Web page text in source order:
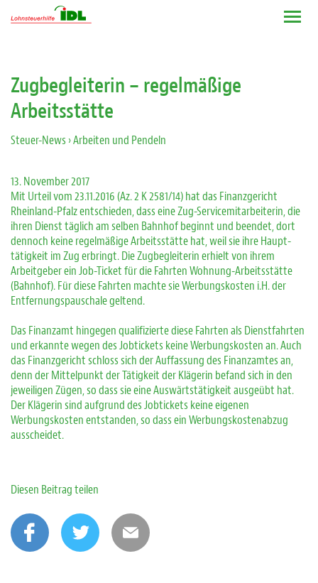
Zugbegleiterin – regelmäßige
Arbeitsstätte
Steuer-News › Arbeiten und Pendeln
13. November 2017
Mit Urteil vom 23.11.2016 (Az. 2 K 2581/14) hat das Finanzgericht
Rheinland-Pfalz entschieden, dass eine Zug-Servicemitarbeiterin, die
ihren Dienst täglich am selben Bahnhof beginnt und beendet, dort
dennoch keine regelmäßige Arbeitsstätte hat, weil sie ihre Haupt-
tätigkeit im Zug erbringt. Die Zugbegleiterin erhielt von ihrem
Arbeitgeber ein Job-Ticket für die Fahrten Wohnung-Arbeitsstätte
(Bahnhof). Für diese Fahrten machte sie Werbungskosten i.H. der
Entfernungspauschale geltend.
Das Finanzamt hingegen qualifizierte diese Fahrten als Dienstfahrten
und erkannte wegen des Jobtickets keine Werbungskosten an. Auch
das Finanzgericht schloss sich der Auffassung des Finanzamtes an,
denn der Mittelpunkt der Tätigkeit der Klägerin befand sich in den
jeweiligen Zügen, so dass sie eine Auswärtstätigkeit ausgeübt hat.
Der Klägerin sind aufgrund des Jobtickets keine eigenen
Werbungskosten entstanden, so dass ein Werbungskostenabzug
ausscheidet.
Diesen Beitrag teilen